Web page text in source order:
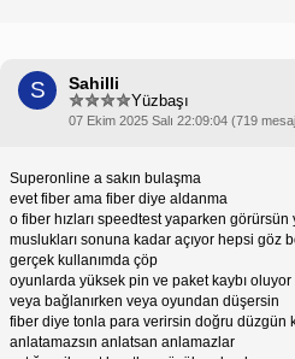
S Sahilli
Yüzbaşı
07 Ekim 2025 Salı 22:09:04 (719
Superonline a sakın bulaşma
evet fiber ama fiber diye aldanma
o fiber hızları speedtest yaparken
muslukları sonuna kadar açıyor hepsi göz
gerçek kullanımda çöp
oyunlarda yüksek pin ve paket kaybı
veya bağlanırken veya oyundan düşersin
fiber diye tonla para verirsin doğru düzgün
anlatamazsın anlatsan anlamazlar